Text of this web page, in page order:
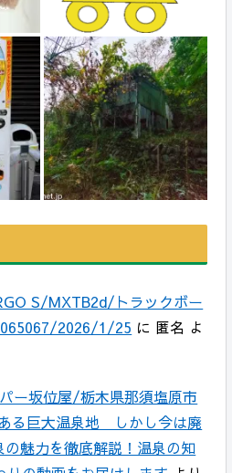
S/MXTB2d/トラックボー
2026/1/25 に 匿名 よ
ー坂位屋/栃木県那須塩原市
る巨大温泉地 しかし今は廃
魅力を徹底解説！温泉の知